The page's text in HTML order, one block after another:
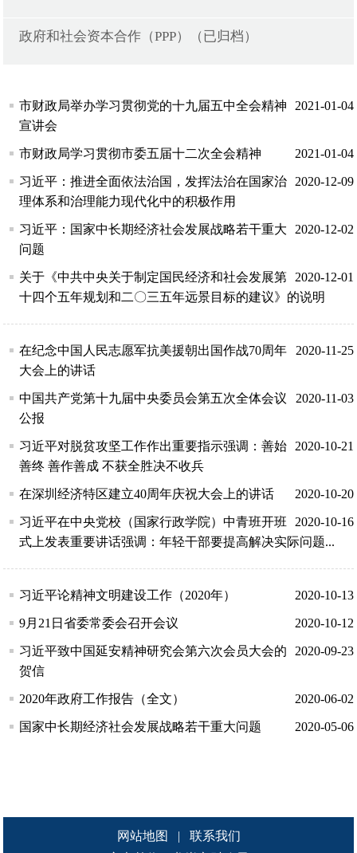
政府和社会资本合作（PPP）（已归档）
2021-01-04
市财政局举办学习贯彻党的十九届五中全会精神
宣讲会
2021-01-04
市财政局学习贯彻市委五届十二次全会精神
2020-12-09
习近平：推进全面依法治国，发挥法治在国家治
理体系和治理能力现代化中的积极作用
2020-12-02
习近平：国家中长期经济社会发展战略若干重大
问题
2020-12-01
关于《中共中央关于制定国民经济和社会发展第
十四个五年规划和二〇三五年远景目标的建议》的说明
2020-11-25
在纪念中国人民志愿军抗美援朝出国作战70周年
大会上的讲话
2020-11-03
中国共产党第十九届中央委员会第五次全体会议
公报
2020-10-21
习近平对脱贫攻坚工作作出重要指示强调：善始
善终 善作善成 不获全胜决不收兵
2020-10-20
在深圳经济特区建立40周年庆祝大会上的讲话
2020-10-16
习近平在中央党校（国家行政学院）中青班开班
式上发表重要讲话强调：年轻干部要提高解决实际问题...
2020-10-13
习近平论精神文明建设工作（2020年）
2020-10-12
9月21日省委常委会召开会议
2020-09-23
习近平致中国延安精神研究会第六次会员大会的
贺信
2020-06-02
2020年政府工作报告（全文）
2020-05-06
国家中长期经济社会发展战略若干重大问题
网站地图 |
联系我们